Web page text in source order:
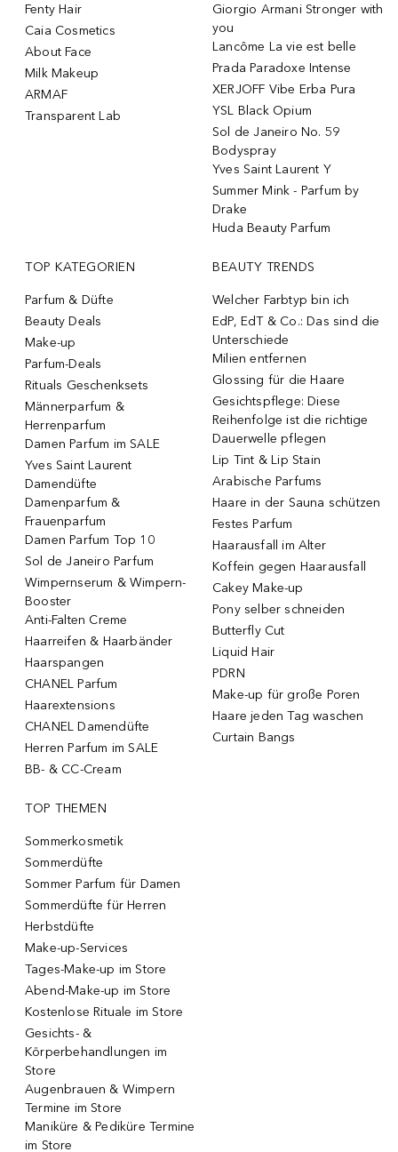
Fenty Hair
Caia Cosmetics
About Face
Milk Makeup
ARMAF
Transparent Lab
Giorgio Armani Stronger with
you
Lancôme La vie est belle
Prada Paradoxe Intense
XERJOFF Vibe Erba Pura
YSL Black Opium
Sol de Janeiro No. 59
Bodyspray
Yves Saint Laurent Y
Summer Mink - Parfum by
Drake
Huda Beauty Parfum
TOP KATEGORIEN
Parfum & Düfte
Beauty Deals
Make-up
Parfum-Deals
Rituals Geschenksets
Männerparfum &
Herrenparfum
Damen Parfum im SALE
Yves Saint Laurent
Damendüfte
Damenparfum &
Frauenparfum
Damen Parfum Top 10
Sol de Janeiro Parfum
Wimpernserum & Wimpern-
Booster
Anti-Falten Creme
Haarreifen & Haarbänder
Haarspangen
CHANEL Parfum
Haarextensions
CHANEL Damendüfte
Herren Parfum im SALE
BB- & CC-Cream
BEAUTY TRENDS
Welcher Farbtyp bin ich
EdP, EdT & Co.: Das sind die
Unterschiede
Milien entfernen
Glossing für die Haare
Gesichtspflege: Diese
Reihenfolge ist die richtige
Dauerwelle pflegen
Lip Tint & Lip Stain
Arabische Parfums
Haare in der Sauna schützen
Festes Parfum
Haarausfall im Alter
Koffein gegen Haarausfall
Cakey Make-up
Pony selber schneiden
Butterfly Cut
Liquid Hair
PDRN
Make-up für große Poren
Haare jeden Tag waschen
Curtain Bangs
TOP THEMEN
Sommerkosmetik
Sommerdüfte
Sommer Parfum für Damen
Sommerdüfte für Herren
Herbstdüfte
Make-up-Services
Tages-Make-up im Store
Abend-Make-up im Store
Kostenlose Rituale im Store
Gesichts- &
Körperbehandlungen im
Store
Augenbrauen & Wimpern
Termine im Store
Maniküre & Pediküre Termine
im Store